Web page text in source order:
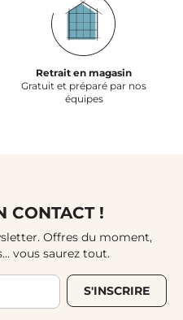
Retrait en magasin
Gratuit et préparé par nos
équipes
CONTACT !
Offres du moment,
vous saurez tout.
S'INSCRIRE